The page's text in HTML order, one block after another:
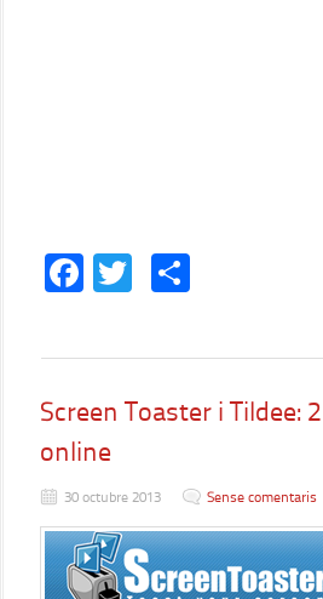
Facebook
Twitter
Screen Toaster i Tildee:
online
30 octubre 2013 Sense comentaris